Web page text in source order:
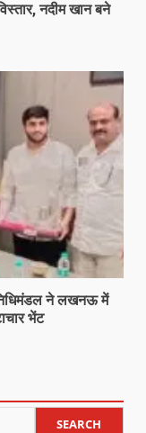
नदीम खान बने
ने लखनऊ में
भेंट
SEARCH